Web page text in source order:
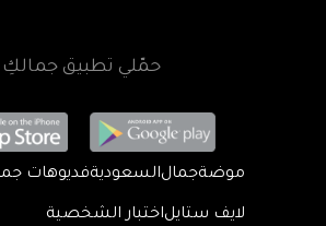
حمّلي تطبيق جمالكِ
موضةجمالالسعوديةفديوهات
لايف ستايلاختبار الشخصية